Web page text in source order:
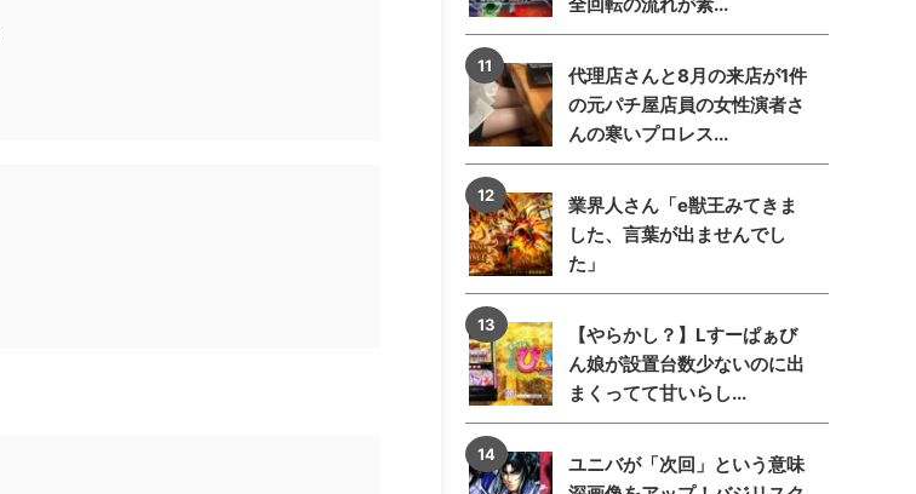
代理店さんと8月の来店が1件
の元パチ屋店員の女性演者さ
んの寒いプロレス...
業界人さん「e獣王みてきま
した、言葉が出ませんでし
た」
【やらかし？】Lすーぱぁび
ん娘が設置台数少ないのに出
まくってて甘いらし...
ユニバが「次回」という意味